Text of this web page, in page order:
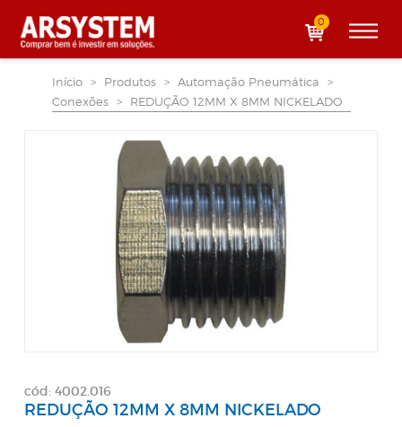
0
Início > Produtos > Automação Pneumática
>
Conexões > REDUÇÃO 12MM X 8MM NICKELADO
cód: 4002.016
REDUÇÃO 12MM X 8MM NICKELADO